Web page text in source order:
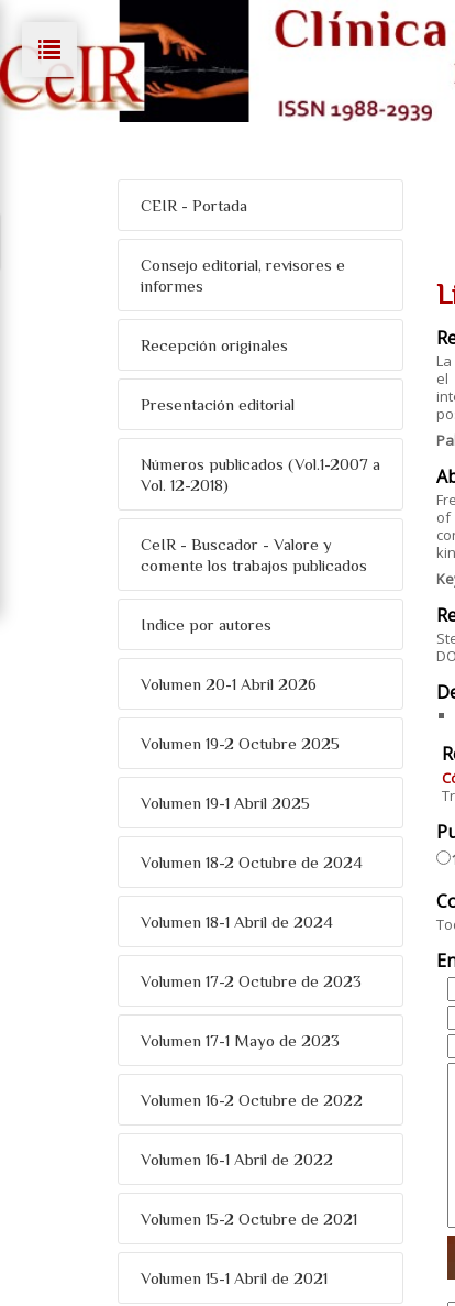
CEIR - Portada
Consejo editorial, revisores e
informes
Recepción originales
Presentación editorial
Números publicados (Vol.1-2007 a
Vol. 12-2018)
CeIR - Buscador - Valore y
comente los trabajos publicados
Indice por autores
Volumen 20-1 Abril 2026
Volumen 19-2 Octubre 2025
Volumen 19-1 Abril 2025
Volumen 18-2 Octubre de 2024
Volumen 18-1 Abril de 2024
Volumen 17-2 Octubre de 2023
Volumen 17-1 Mayo de 2023
Volumen 16-2 Octubre de 2022
Volumen 16-1 Abril de 2022
Volumen 15-2 Octubre de 2021
Volumen 15-1 Abril de 2021
el
of